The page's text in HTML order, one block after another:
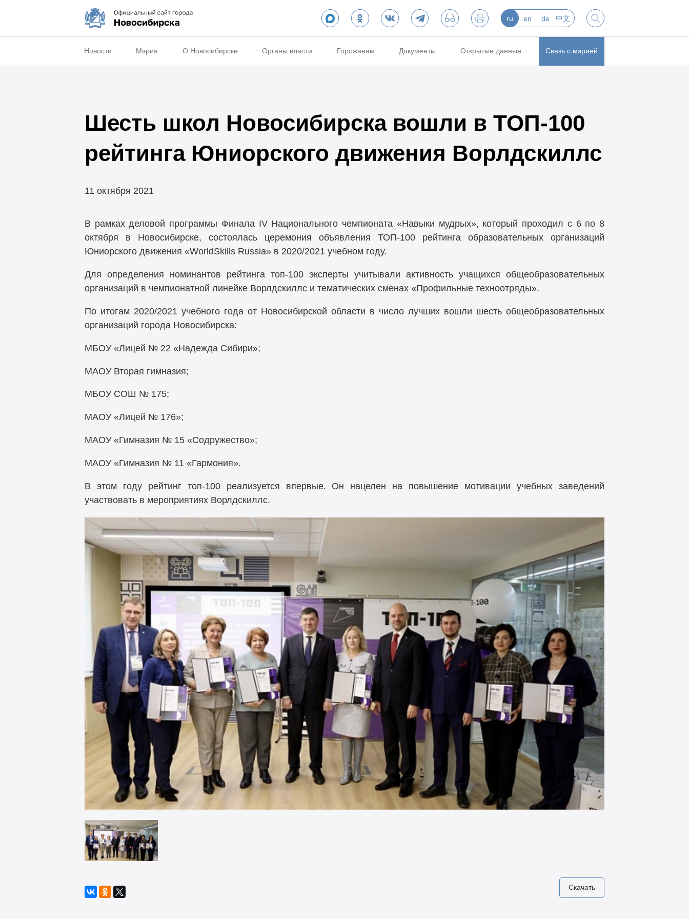
ru en de 中文
Новости Мэрия О Новосибирске Органы власти Горожанам Документы Открытые данные Связь с мэрией
Шесть школ Новосибирска вошли в ТОП-100
рейтинга Юниорского движения Ворлдскиллс
11 октября 2021
В рамках деловой программы Финала IV Национального чемпионата «Навыки мудрых», который проходил с 6 по 8
октября в Новосибирске, состоялась церемония объявления ТОП-100 рейтинга образовательных организаций
Юниорского движения «WorldSkills Russia» в 2020/2021 учебном году.
Для определения номинантов рейтинга топ-100 эксперты учитывали активность учащихся общеобразовательных
организаций в чемпионатной линейке Ворлдскиллс и тематических сменах «Профильные техноотряды».
По итогам 2020/2021 учебного года от Новосибирской области в число лучших вошли шесть общеобразовательных
организаций города Новосибирска:
МБОУ «Лицей № 22 «Надежда Сибири»;
МАОУ Вторая гимназия;
МБОУ СОШ № 175;
МАОУ «Лицей № 176»;
МАОУ «Гимназия № 15 «Содружество»;
МАОУ «Гимназия № 11 «Гармония».
В этом году рейтинг топ-100 реализуется впервые. Он нацелен на повышение мотивации учебных заведений
участвовать в мероприятиях Ворлдскиллс.
Скачать